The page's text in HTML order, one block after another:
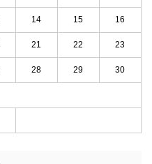
14 15 16
21 22 23
28 29 30